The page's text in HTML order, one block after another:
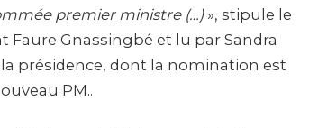
premier ministre (…)», stipule le
Faure Gnassingbé et lu par Sandra
présidence, dont la nomination est
PM..